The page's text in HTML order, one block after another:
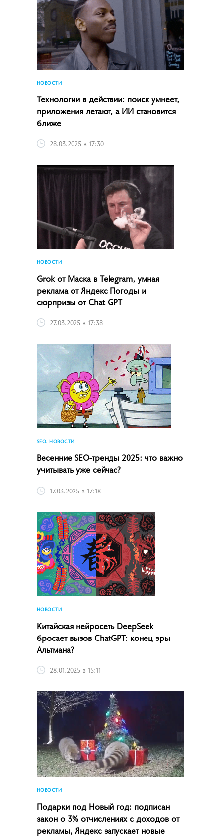
НОВОСТИ
Технологии в действии: поиск умнеет,
приложения летают, а ИИ становится
ближе
28.03.2025 в 17:30
НОВОСТИ
Grok от Маска в Telegram, умная
реклама от Яндекс Погоды и
сюрпризы от Chat GPT
27.03.2025 в 17:38
SEO, НОВОСТИ
Весенние SEO-тренды 2025: что важно
учитывать уже сейчас?
17.03.2025 в 17:18
НОВОСТИ
Китайская нейросеть DeepSeek
бросает вызов ChatGPT: конец эры
Альтмана?
28.01.2025 в 15:11
НОВОСТИ
Подарки под Новый год: подписан
закон о 3% отчислениях с доходов от
рекламы, Яндекс запускает новые